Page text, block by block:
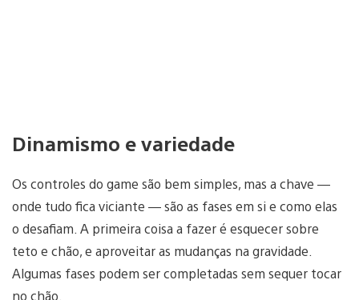
Dinamismo e variedade
Os controles do game são bem simples, mas a chave —
onde tudo fica viciante — são as fases em si e como elas
o desafiam. A primeira coisa a fazer é esquecer sobre
teto e chão, e aproveitar as mudanças na gravidade.
Algumas fases podem ser completadas sem sequer tocar
no chão.